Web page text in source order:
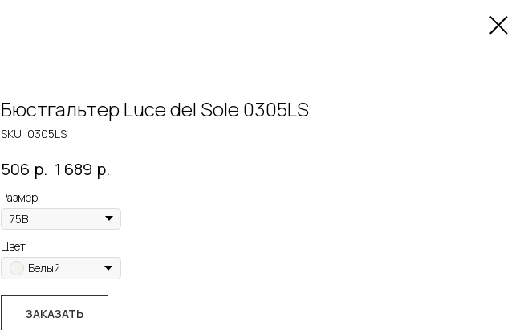
Бюстгальтер Luce del Sole 0305LS
SKU: 0305LS
506 р. 1 689 р.
Размер
Цвет
Белый
ЗАКАЗАТЬ